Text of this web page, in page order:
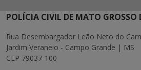
POLÍCIA CIVIL DE MATO GROSSO
Rua Desembargador Leão Neto do
Jardim Veraneio - Campo Grande | MS
CEP 79037-100